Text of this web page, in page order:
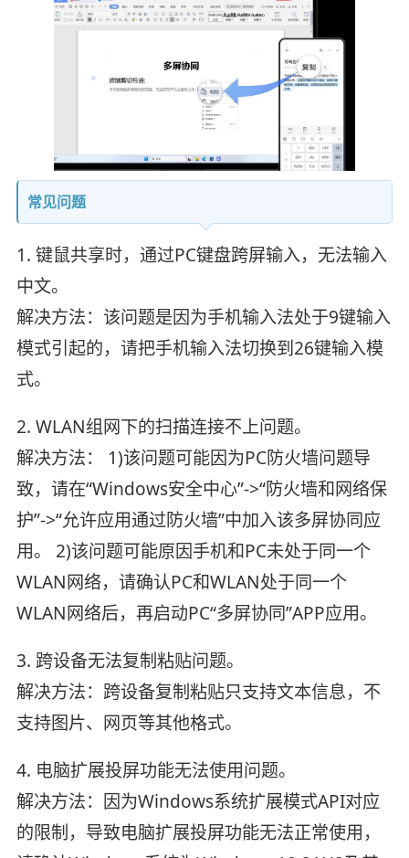
常见问题
1. 键鼠共享时，通过PC键盘跨屏输入，无法输入
中文。
解决方法：该问题是因为手机输入法处于9键输入
模式引起的，请把手机输入法切换到26键输入模
式。
2. WLAN组网下的扫描连接不上问题。
解决方法： 1)该问题可能因为PC防火墙问题导
致，请在“Windows安全中心”->“防火墙和网络保
护”->“允许应用通过防火墙”中加入该多屏协同应
用。 2)该问题可能原因手机和PC未处于同一个
WLAN网络，请确认PC和WLAN处于同一个
WLAN网络后，再启动PC“多屏协同”APP应用。
3. 跨设备无法复制粘贴问题。
解决方法：跨设备复制粘贴只支持文本信息，不
支持图片、网页等其他格式。
4. 电脑扩展投屏功能无法使用问题。
解决方法：因为Windows系统扩展模式API对应
的限制，导致电脑扩展投屏功能无法正常使用，